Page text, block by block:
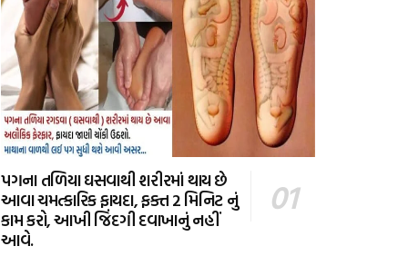
પગના તળિયા ઘસવાથી શરીરમાં થાય છે
આવા ચમત્કારિક ફાયદા, ફક્ત 2 મિનિટ નું
કામ કરો, આખી જિંદગી દવાખાનું નહીં
આવે.